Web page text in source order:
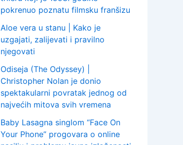
pokrenuo poznatu filmsku franšizu
Aloe vera u stanu | Kako je
uzgajati, zalijevati i pravilno
njegovati
Odiseja (The Odyssey) |
Christopher Nolan je donio
spektakularni povratak jednog od
najvećih mitova svih vremena
Baby Lasagna singlom “Face On
Your Phone” progovara o online